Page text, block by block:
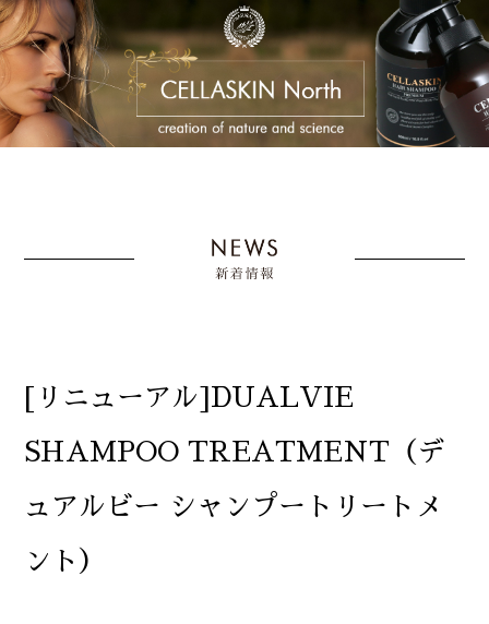
[リニューアル]DUALVIE
SHAMPOO TREATMENT（デ
ュアルビー シャンプートリートメ
ント）